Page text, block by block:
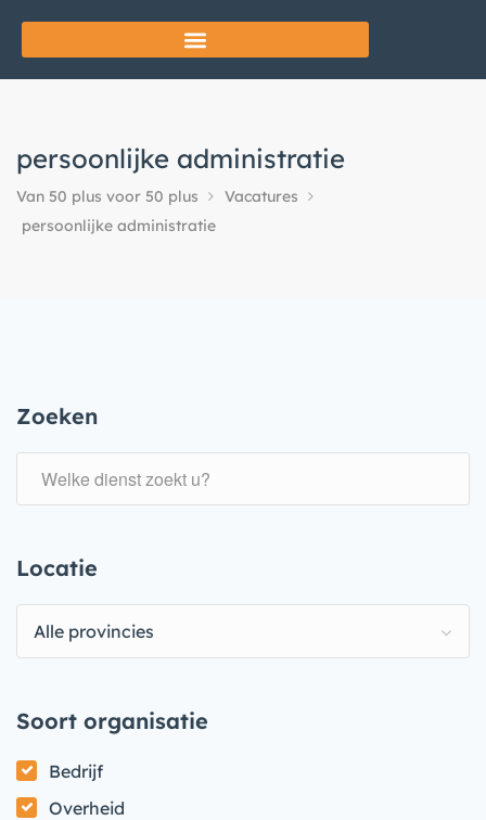
persoonlijke administratie
Van 50 plus voor 50 plus
Vacatures
persoonlijke administratie
Zoeken
Locatie
Alle provincies
Soort organisatie
Bedrijf
Overheid